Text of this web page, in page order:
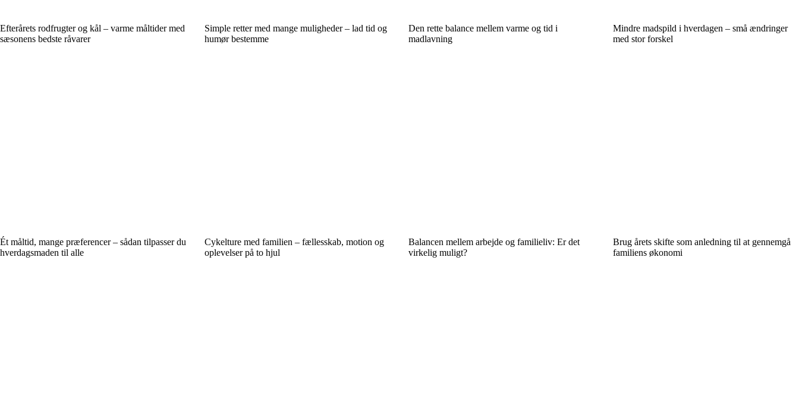
Efterårets rodfrugter og kål – varme måltider med
sæsonens bedste råvarer
Simple retter med mange muligheder – lad tid og
humør bestemme
Den rette balance mellem varme og tid i
madlavning
Mindre madspild i hverdagen – små ændringer
med stor forskel
Ét måltid, mange præferencer – sådan tilpasser du
hverdagsmaden til alle
Cykelture med familien – fællesskab, motion og
oplevelser på to hjul
Balancen mellem arbejde og familieliv: Er det
virkelig muligt?
Brug årets skifte som anledning til at gennemgå
familiens økonomi